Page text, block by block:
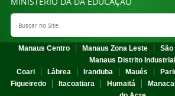
Search Site
Manaus Centro Manaus Zona Leste
São
Manaus Distrito Industrial
Coari
Lábrea Iranduba Maués
Figueiredo
Itacoatiara Humaitá